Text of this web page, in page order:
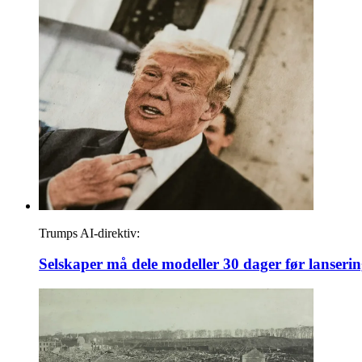
Trumps AI-direktiv:
Selskaper må dele modeller 30 dager før